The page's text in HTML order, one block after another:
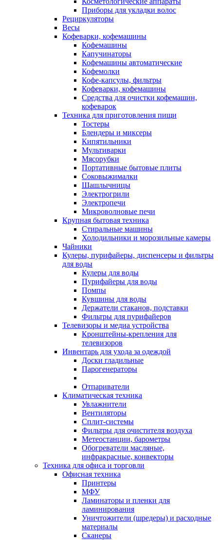
Приборы для укладки волос
Рециркуляторы
Весы
Кофеварки, кофемашины
Кофемашины
Капучинаторы
Кофемашины автоматические
Кофемолки
Кофе-капсулы, фильтры
Кофеварки, кофемашины
Средства для очистки кофемашин,
кофеварок
Техника для приготовления пищи
Тостеры
Блендеры и миксеры
Кипятильники
Мультиварки
Мясорубки
Портативные бытовые плиты
Соковыжималки
Шашлычницы
Электрогрили
Электропечи
Микроволновые печи
Крупная бытовая техника
Стиральные машины
Холодильники и морозильные камеры
Чайники
Кулеры, пурифайеры, диспенсеры и фильтры
для воды
Кулеры для воды
Пурифайеры для воды
Помпы
Кувшины для воды
Держатели стаканов, подставки
Фильтры для пурифайеров
Телевизоры и медиа устройства
Кронштейны-крепления для
телевизоров
Инвентарь для ухода за одеждой
Доски гладильные
Парогенераторы
Отпариватели
Климатическая техника
Увлажнители
Вентиляторы
Сплит-системы
Фильтры для очистителя воздуха
Метеостанции, барометры
Обогреватели масляные,
инфракрасные, конвекторы
Техника для офиса и торговли
Офисная техника
Принтеры
МФУ
Ламинаторы и пленки для
ламинирования
Уничтожители (шредеры) и расходные
материалы
Сканеры